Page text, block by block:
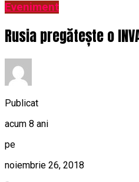
Eveniment
Rusia pregătește o
Publicat
acum 8 ani
pe
noiembrie 26, 2018